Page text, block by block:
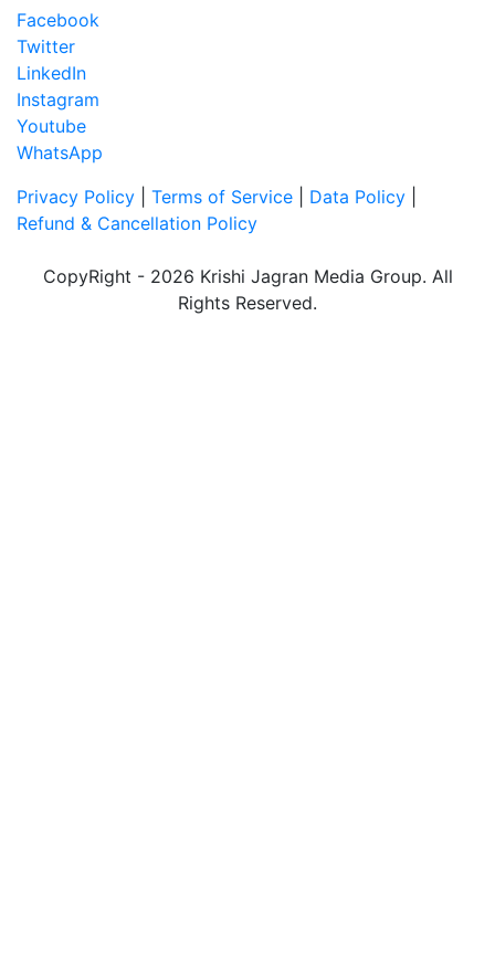
Facebook
Twitter
LinkedIn
Instagram
Youtube
WhatsApp
Privacy Policy
Terms of Service Data Policy
Refund & Cancellation Policy
CopyRight - 2026 Krishi Jagran Media Group. All
Rights Reserved.